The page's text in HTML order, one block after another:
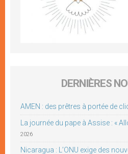
DERNIÈRES
AMEN : des prêtres à portée de
La journée du pape à Assise : «
2026
Nicaragua : L’ONU exige des